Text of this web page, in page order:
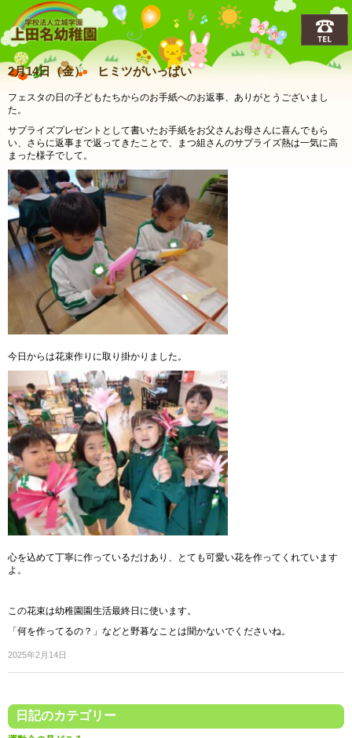
上田名(うえだな)幼稚園
2月14日（金） ヒミツがいっぱい
フェスタの日の子どもたちからのお手紙へのお返事、ありがとうございまし
た。
サプライズプレゼントとして書いたお手紙をお父さんお母さんに喜んでもら
い、さらに返事まで返ってきたことで、まつ組さんのサプライズ熱は一気に高
まった様子でして。
今日からは花束作りに取り掛かりました。
心を込めて丁寧に作っているだけあり、とても可愛い花を作ってくれています
よ。
この花束は幼稚園園生活最終日に使います。
「何を作ってるの？」などと野暮なことは聞かないでくださいね。
2025年2月14日
日記のカテゴリー